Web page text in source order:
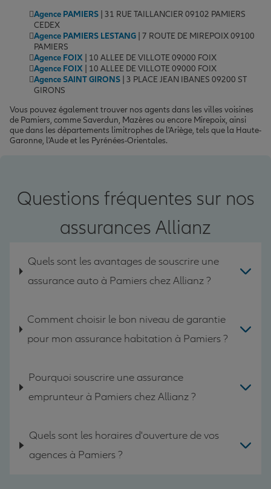
Agence PAMIERS | 31 RUE TAILLANCIER 09102 PAMIERS
CEDEX
Agence PAMIERS LESTANG | 7 ROUTE DE MIREPOIX 09100
PAMIERS
Agence FOIX | 10 ALLEE DE VILLOTE 09000 FOIX
Agence FOIX | 10 ALLEE DE VILLOTE 09000 FOIX
Agence SAINT GIRONS | 3 PLACE JEAN IBANES 09200 ST
GIRONS
Vous pouvez également trouver nos agents dans les villes voisines
de Pamiers, comme Saverdun, Mazères ou encore Mirepoix, ainsi
que dans les départements limitrophes de l'Ariège, tels que la Haute-
Garonne, l'Aude et les Pyrénées-Orientales.
Questions fréquentes sur nos
assurances Allianz
Quels sont les avantages de souscrire une
assurance auto à Pamiers chez Allianz ?
Comment choisir le bon niveau de garantie
pour mon assurance habitation à Pamiers ?
Pourquoi souscrire une assurance
emprunteur à Pamiers chez Allianz ?
Quels sont les horaires d'ouverture de vos
agences à Pamiers ?